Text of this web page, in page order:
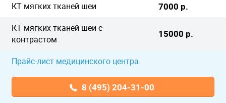
КТ мягких тканей шеи 7000 р.
КТ мягких тканей шеи с
контрастом
15000 р.
Прайс-лист медицинского центра
8 (495) 204-31-00